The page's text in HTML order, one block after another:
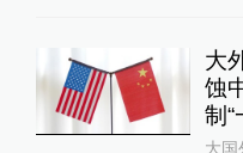
大
蚀
制“
大国